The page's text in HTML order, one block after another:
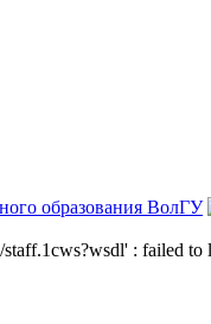
образования ВолГУ
: failed